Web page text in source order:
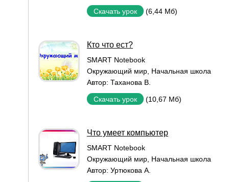
Скачать урок (6,44 Мб)
Кто что ест?
SMART Notebook
Окружающий мир Начальная школа
Автор: Таханова В.
Скачать урок (10,67 Мб)
Что умеет компьютер
SMART Notebook
Окружающий мир Начальная школа
Автор: Уртюкова А.